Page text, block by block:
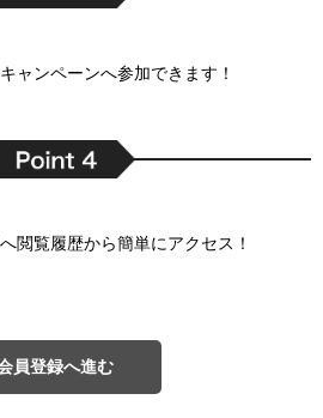
ャンペーンへ参加できます！
閲覧履歴から簡単にアクセス！
員登録へ進む